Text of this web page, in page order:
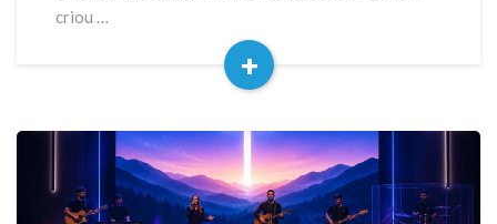
LED
Sua
Distância
criou …
+
Read